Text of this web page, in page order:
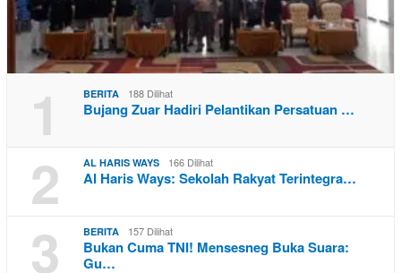
1 BERITA 188 Dilihat
Bujang Zuar Hadiri Pelantikan Persatuan …
2 AL HARIS WAYS 166 Dilihat
Al Haris Ways: Sekolah Rakyat Terintegra…
3 BERITA 157 Dilihat
Bukan Cuma TNI! Mensesneg Buka Suara:
Gu…